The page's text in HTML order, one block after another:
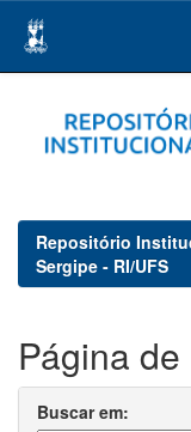
navigation
Repositório
Sergipe - RI/UFS
Página
Buscar em: